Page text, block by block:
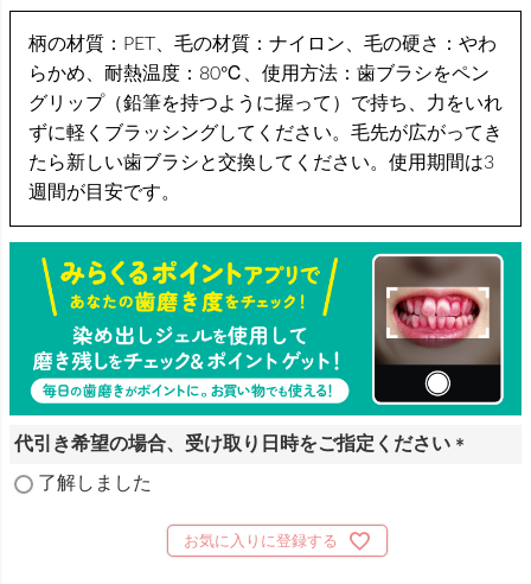
柄の材質：PET、毛の材質：ナイロン、毛の硬さ：やわ
らかめ、耐熱温度：80℃、使用方法：歯ブラシをペン
グリップ（鉛筆を持つように握って）で持ち、力をいれ
ずに軽くブラッシングしてください。毛先が広がってき
たら新しい歯ブラシと交換してください。使用期間は3
週間が目安です。
代引き希望の場合、受け取り日時をご指定ください
了解しました
お気に入りに登録する